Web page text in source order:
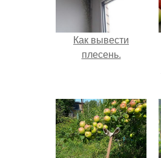
Как вывести
плесень.